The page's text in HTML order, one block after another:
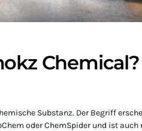
Chemical?
Substanz. Der Begriff
oder ChemSpider und ist auch